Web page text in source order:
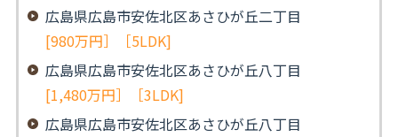
広島県広島市安佐北区あさひが丘二丁目
[980万円］［5LDK]
広島県広島市安佐北区あさひが丘八丁目
[1,480万円］［3LDK]
広島県広島市安佐北区あさひが丘八丁目